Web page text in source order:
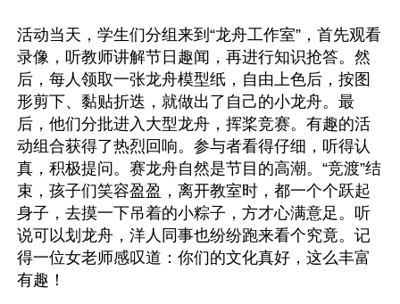
活动当天，学生们分组来到“龙舟工作室”，首先观看
录像，听教师讲解节日趣闻，再进行知识抢答。然
后，每人领取一张龙舟模型纸，自由上色后，按图
形剪下、黏贴折迭，就做出了自己的小龙舟。最
后，他们分批进入大型龙舟，挥桨竞赛。有趣的活
动组合获得了热烈回响。参与者看得仔细，听得认
真，积极提问。赛龙舟自然是节目的高潮。“竞渡”结
束，孩子们笑容盈盈，离开教室时，都一个个跃起
身子，去摸一下吊着的小粽子，方才心满意足。听
说可以划龙舟，洋人同事也纷纷跑来看个究竟。记
得一位女老师感叹道：你们的文化真好，这么丰富
有趣！